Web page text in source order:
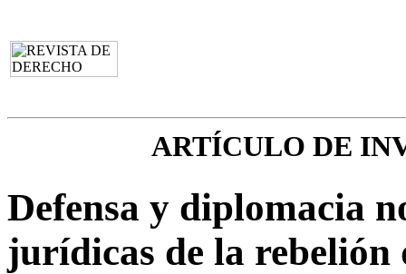
ARTÍCULO DE
Defensa y diplomacia
jurídicas de la rebelión